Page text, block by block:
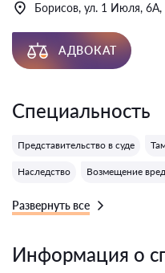
Борисов, ул. 1 Июля,
АДВОКАТ
Специальность
Представительство в суде
Наследство Возмещение
Развернуть все
Информация о